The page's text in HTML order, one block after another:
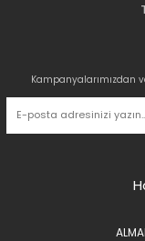
Kampanyalarımızdan